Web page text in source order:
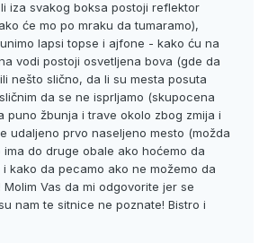
iza svakog boksa postoji reflektor
će mo po mraku da tumaramo),
lapsi topse i ajfone - kako ću na
vodi postoji osvetljena bova (gde da
nešto slično, da li su mesta posuta
da se ne isprljamo (skupocena
puno žbunja i trave okolo zbog zmija i
udaljeno prvo naseljeno mesto (možda
ima do druge obale ako hoćemo da
kako da pecamo ako ne možemo da
Vas da mi odgovorite jer se
nam te sitnice ne poznate! Bistro i